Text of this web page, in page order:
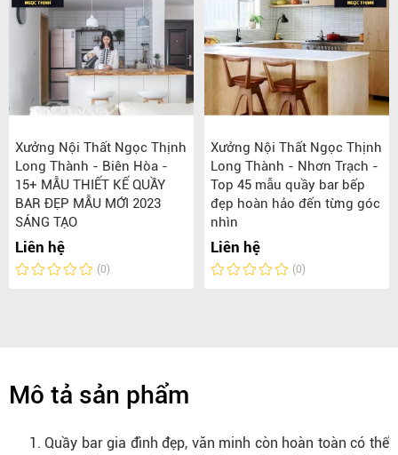
Xưởng Nội Thất Ngọc Thịnh
Long Thành - Biên Hòa -
15+ MẪU THIẾT KẾ QUẦY
BAR ĐẸP MẪU MỚI 2023
SÁNG TẠO
Liên hệ
(0)
Xưởng Nội Thất Ngọc Thịnh
Long Thành - Nhơn Trạch -
Top 45 mẫu quầy bar bếp
đẹp hoàn hảo đến từng góc
nhìn
Liên hệ
(0)
Mô tả sản phẩm
Quầy bar gia đình đẹp, văn minh còn hoàn toàn có thể